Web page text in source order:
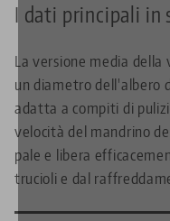
I dati principali in
La versione media della
un diametro dell'albero
adatta a compiti di
velocità del mandrino
pale e libera
trucioli e dal